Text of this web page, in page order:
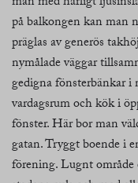
på balkongen kan man
präglas av generös
nymålade väggar
gedigna fönsterbänkar i
vardagsrum och kök i
fönster. Här bor man
gatan. Tryggt boende i
förening. Lugnt